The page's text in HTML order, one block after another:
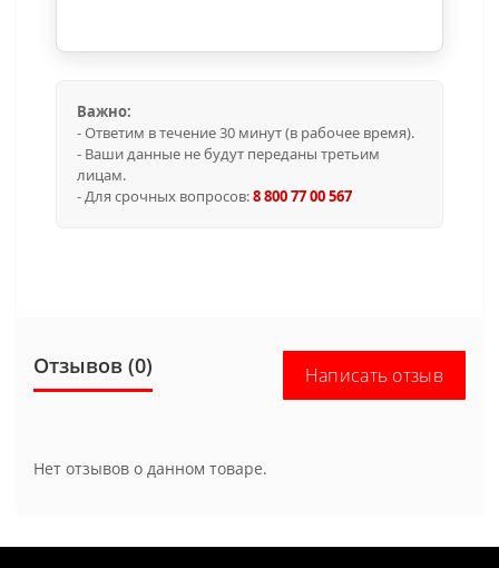
Важно:
- Ответим в течение 30 минут (в рабочее время).
- Ваши данные не будут переданы третьим
лицам.
- Для срочных вопросов:8 800 77 00 567
Отзывов (0) Написать отзыв
Нет отзывов о данном товаре.